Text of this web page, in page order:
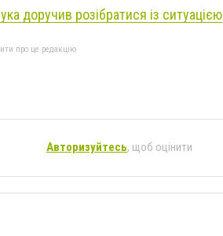
доручив розібратися із ситуацією
про це редакцію
Авторизуйтесь, щоб оцінити